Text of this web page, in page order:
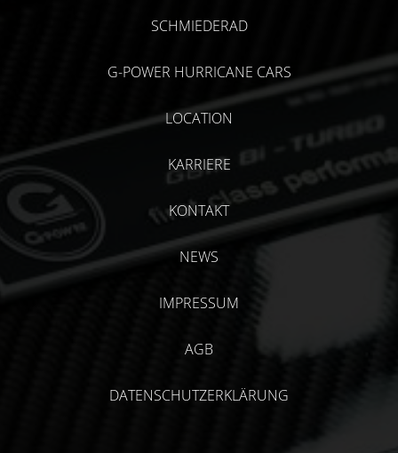
SCHMIEDERAD
G-POWER HURRICANE CARS
LOCATION
KARRIERE
KONTAKT
NEWS
IMPRESSUM
AGB
DATENSCHUTZERKLÄRUNG